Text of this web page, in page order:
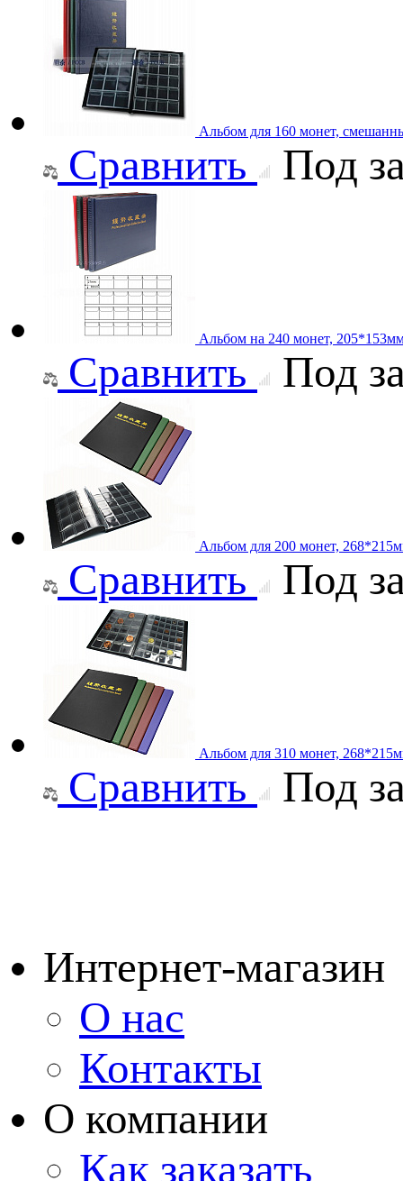
Альбом для 160 монет,
Сравнить Под
Альбом на 240 монет,
Сравнить Под
Альбом для 200 монет,
Сравнить Под
Альбом для 310 монет,
Сравнить Под
Интернет-магазин
О нас
Контакты
О компании
Как заказать